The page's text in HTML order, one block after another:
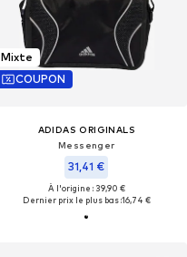
Mixte
COUPON
ADIDAS ORIGINALS
Messenger
31,41 €
À l'origine : 39,90 €
Dernier prix le plus bas :16,74 €